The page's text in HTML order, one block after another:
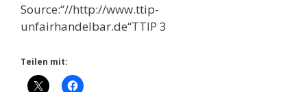
Source:“//http://www.ttip-
unfairhandelbar.de“TTIP 3
Teilen mit: